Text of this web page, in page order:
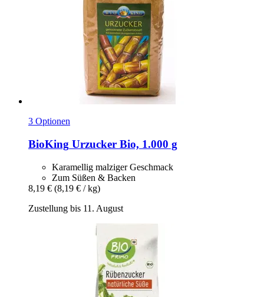
3 Optionen
BioKing Urzucker Bio, 1.000 g
Karamellig malziger Geschmack
Zum Süßen & Backen
8,19 € (8,19 € / kg)
Zustellung bis 11. August